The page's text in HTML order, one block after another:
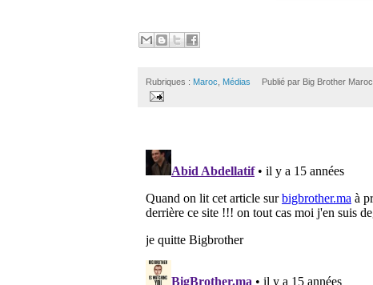
Rubriques : Maroc Médias Publié par Big Brother Maroc